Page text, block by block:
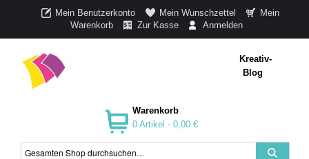
Mein Benutzerkonto Mein Wunschzettel
Mein
Warenkorb
Zur Kasse Anmelden
Kreativ-
Blog
Warenkorb
0 Artikel - 0,00 €